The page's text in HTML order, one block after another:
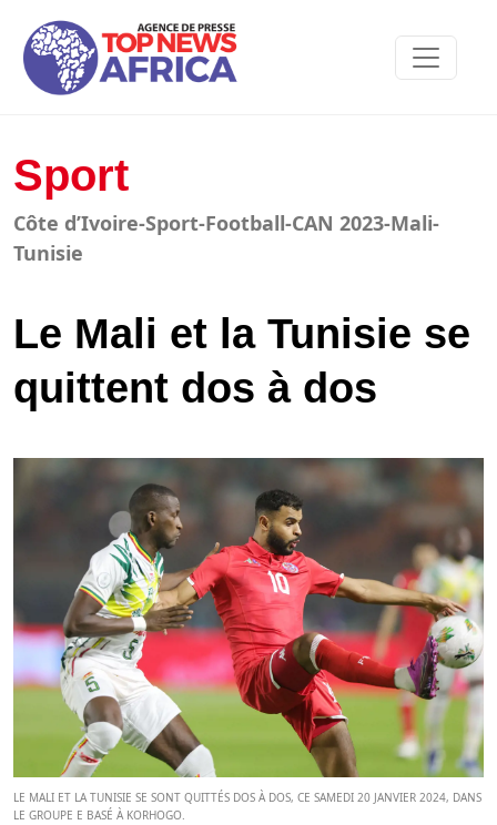
Sport
Côte d’Ivoire-Sport-Football-CAN 2023-Mali-
Tunisie
Le Mali et la Tunisie se
quittent dos à dos
LE MALI ET LA TUNISIE SE SONT QUITTÉS DOS À DOS, CE SAMEDI 20 JANVIER 2024, DANS
LE GROUPE E BASÉ À KORHOGO.